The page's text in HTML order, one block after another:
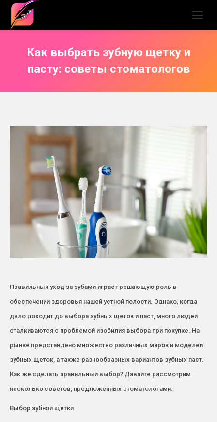
Как выбрать зубную щетку и
пасту: советы стоматологов
Правильный уход за зубами играет решающую роль в
обеспечении здоровья нашей устной полости. Однако, когда
дело доходит до выбора зубных щеток и паст, много людей
сталкиваются с проблемой изобилия выбора при покупке. На
рынке представлено множество различных марок и моделей
зубных щеток, а также разнообразных вариантов зубных паст.
Как же сделать правильный выбор? Давайте рассмотрим
несколько советов, предложенных стоматологами.
Выбор зубной щетки